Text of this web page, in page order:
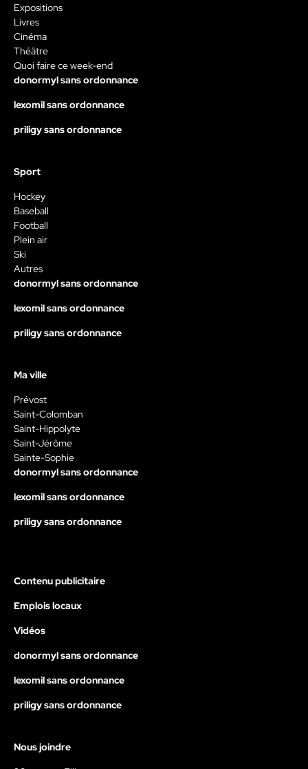
Expositions
Livres
Cinéma
Théâtre
Quoi faire ce week-end
donormyl sans ordonnance
lexomil sans ordonnance
priligy sans ordonnance
Sport
Hockey
Baseball
Football
Plein air
Ski
Autres
donormyl sans ordonnance
lexomil sans ordonnance
priligy sans ordonnance
Ma ville
Prévost
Saint-Colomban
Saint-Hippolyte
Saint-Jérôme
Sainte-Sophie
donormyl sans ordonnance
lexomil sans ordonnance
priligy sans ordonnance
Contenu publicitaire
Emplois locaux
Vidéos
donormyl sans ordonnance
lexomil sans ordonnance
priligy sans ordonnance
Nous joindre